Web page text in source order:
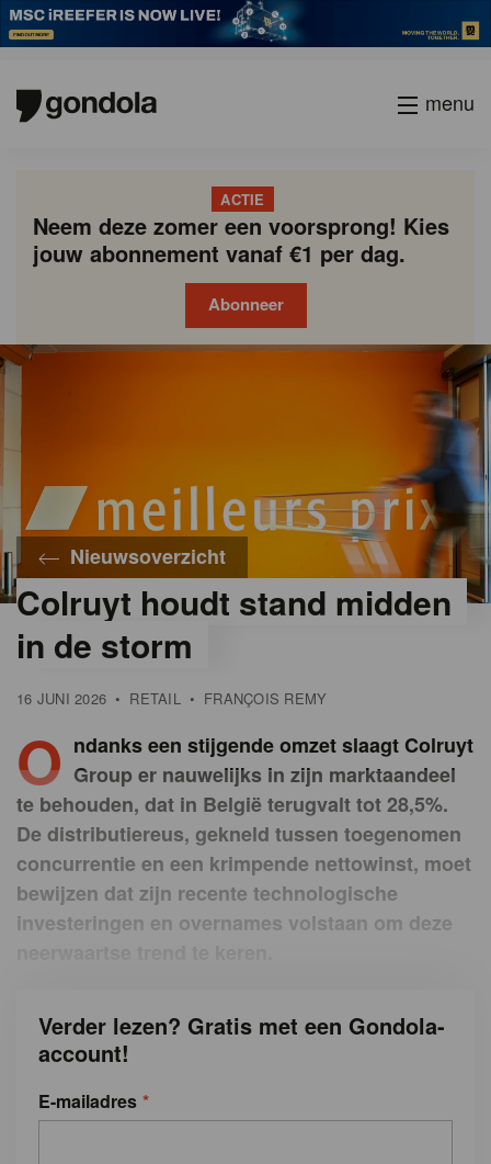
menu
ACTIE
Neem deze zomer een voorsprong! Kies
jouw abonnement vanaf €1 per dag.
Abonneer
Nieuwsoverzicht
Colruyt houdt stand midden
in de storm
16 JUNI 2026 • RETAIL • FRANÇOIS REMY
Group
O ndanks een stijgende omzet slaagt Colruyt
Group er nauwelijks in zijn marktaandeel
te behouden, dat in België terugvalt tot 28,5%.
De distributiereus, gekneld tussen toegenomen
concurrentie en een krimpende nettowinst, moet
bewijzen dat zijn recente technologische
investeringen en overnames volstaan om deze
Verder lezen? Gratis met een Gondola-
account!
E-mailadres
Gondola
Gondola